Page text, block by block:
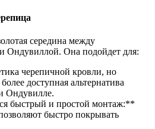
середина между
Ондувиллой. Она подойдет для:
черепичной кровли, но
доступная альтернатива
Ондувилле.
быстрый и простой монтаж:**
быстро покрывать